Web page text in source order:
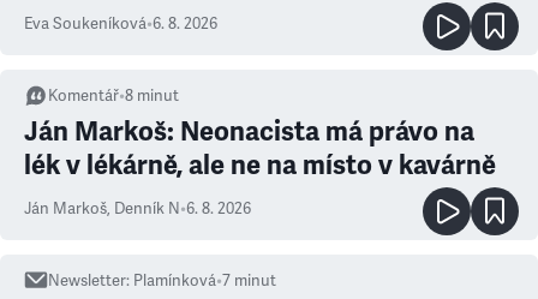
Eva Soukeníková•6. 8. 2026
Komentář•8 minut
Ján Markoš: Neonacista má právo na
lék v lékárně, ale ne na místo v kavárně
Ján Markoš, Denník N•6. 8. 2026
Newsletter: Plamínková•7 minut